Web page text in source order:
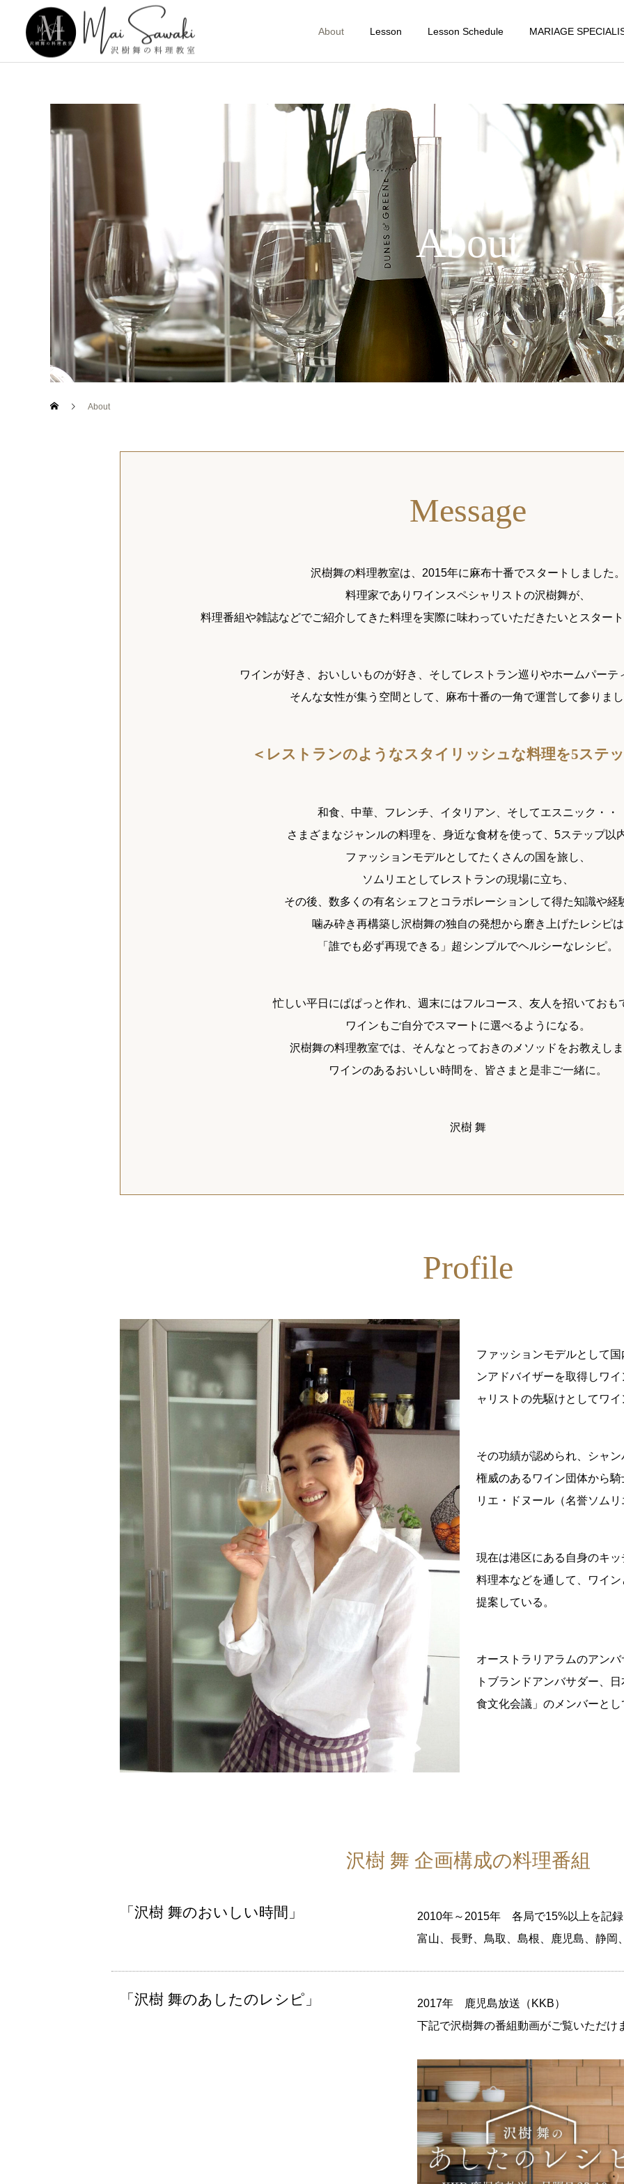
About Lesson Lesson Schedule MARIAGE
About
About
Message
沢樹舞の料理教室は、2015年に麻布十番でスタートしました。
料理家でありワインスペシャリストの沢樹舞が、
料理番組や雑誌などでご紹介してきた料理を実際に味わっていただきたいとスタート
ワインが好き、おいしいものが好き、そしてレストラン巡りやホームパーテ
そんな女性が集う空間として、麻布十番の一角で運営して参りまし
＜レストランのようなスタイリッシュな料理を5ステ
和食、中華、フレンチ、イタリアン、そしてエスニック・・
さまざまなジャンルの料理を、身近な食材を使って、5ステップ以
ファッションモデルとしてたくさんの国を旅し、
ソムリエとしてレストランの現場に立ち、
その後、数多くの有名シェフとコラボレーションして得た知識や経
噛み砕き再構築し沢樹舞の独自の発想から磨き上げたレシピは
「誰でも必ず再現できる」超シンプルでヘルシーなレシピ。
忙しい平日にぱぱっと作れ、週末にはフルコース、友人を招いておも
ワインもご自分でスマートに選べるようになる。
沢樹舞の料理教室では、そんなとっておきのメソッドをお教えしま
ワインのあるおいしい時間を、皆さまと是非ご一緒に。
沢樹 舞
Profile
ファッションモデルとして
ンアドバイザーを取得しワ
ャリストの先駆けとしてワイ
その功績が認められ、シャ
権威のあるワイン団体から
リエ・ドヌール（名誉ソムリ
現在は港区にある自身のキッ
料理本などを通して、ワイ
提案している。
オーストラリアラムのアン
トブランドアンバサダー、
食文化会議」のメンバーとし
沢樹 舞 企画構成の料理番組
「沢樹 舞のおいしい時間」
2010年～2015年 各局で15%以上を記録
富山、長野、鳥取、島根、鹿児島、静岡
「沢樹 舞のあしたのレシピ」
2017年 鹿児島放送（KKB）
下記で沢樹舞の番組動画がご覧いただけ